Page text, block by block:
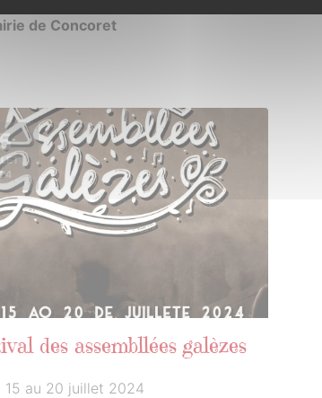
de Concoret
des assembllées galèzes
15 au 20 juillet 2024